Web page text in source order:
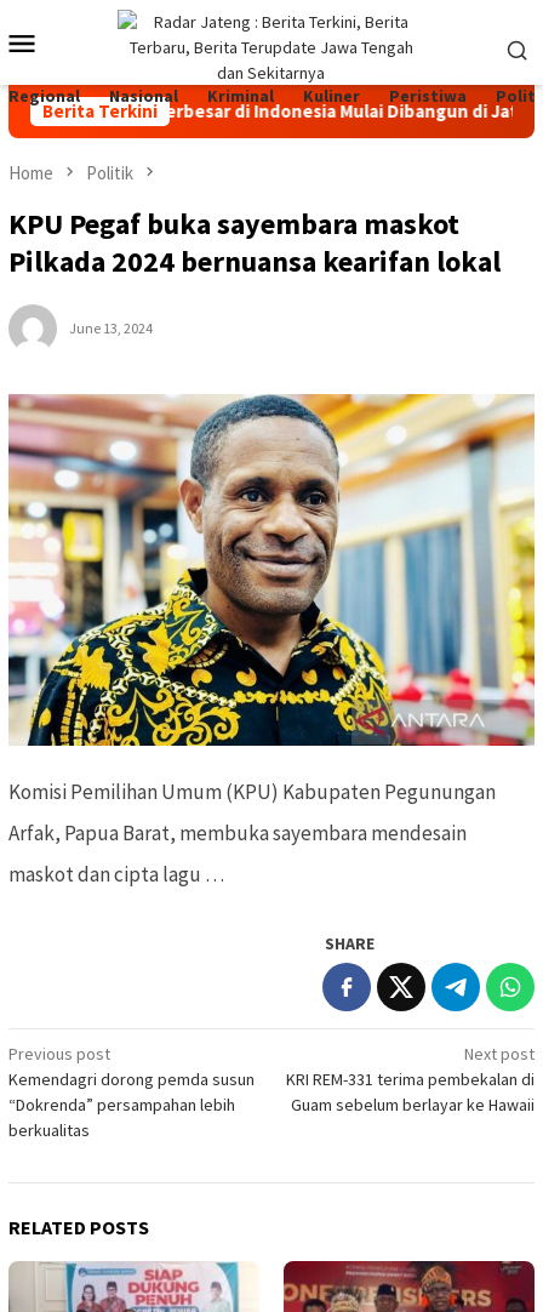
to
Mobile
Menu
Regional Nasional Kriminal Kuliner Peristiwa
Berita Terkini
Sapi Perah Terbesar di Indonesia Mulai Dibangun di Jateng,
Home Politik
KPU Pegaf buka sayembara maskot
Pilkada 2024 bernuansa kearifan lokal
June 13, 2024
Komisi Pemilihan Umum (KPU) Kabupaten Pegunungan
Arfak, Papua Barat, membuka sayembara mendesain
maskot dan cipta lagu …
SHARE
Post
navigation
Previous post
Kemendagri dorong pemda susun
“Dokrenda” persampahan lebih
berkualitas
Next post
KRI REM-331 terima pembekalan di
Guam sebelum berlayar ke Hawaii
RELATED POSTS